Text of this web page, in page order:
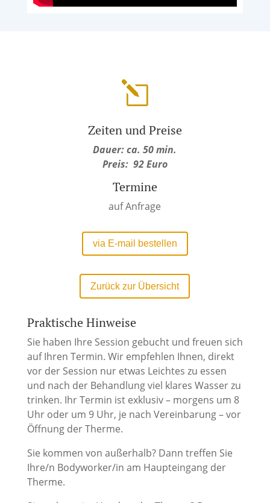
l
Zeiten und Preise
Dauer: ca. 50 min.
Preis: 92 Euro
Termine
auf Anfrage
via E-mail bestellen
Zurück zur Übersicht
Praktische Hinweise
Sie haben Ihre Session gebucht und freuen sich
auf Ihren Termin. Wir empfehlen Ihnen, direkt
vor der Session nur etwas Leichtes zu essen
und nach der Behandlung viel klares Wasser zu
trinken. Ihr Termin ist exklusiv – morgens um 8
Uhr oder um 9 Uhr, je nach Vereinbarung – vor
Öffnung der Therme.
Sie kommen von außerhalb? Dann treffen Sie
Ihre/n Bodyworker/in am Haupteingang der
Therme.